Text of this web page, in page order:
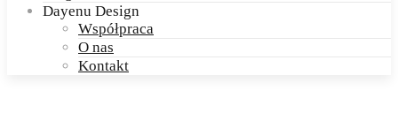
Dayenu Design
Współpraca
O nas
Kontakt